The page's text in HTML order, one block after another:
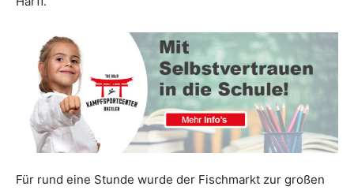
Für rund eine Stunde wurde der Fischmarkt zur großen